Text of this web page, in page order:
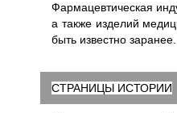
Фармацевтическая
а также изделий
быть известно заранее.
СТРАНИЦЫ ИСТОРИИ